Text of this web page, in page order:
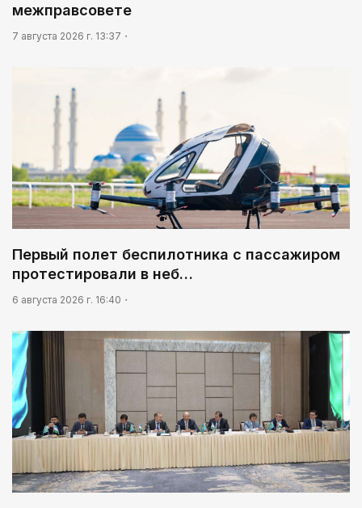
Мой Абай
межправсовете
7 августа 2026 г. 13:37
Первый полет беспилотника с пассажиром
протестировали в неб…
6 августа 2026 г. 16:40